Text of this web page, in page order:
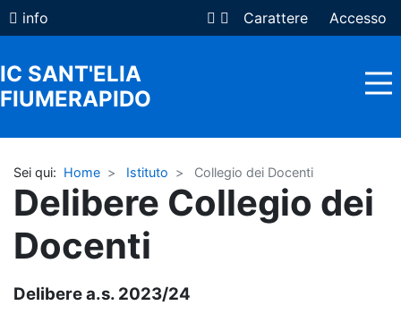
info Carattere Accesso
IC SANT'ELIA
FIUMERAPIDO
HOME
ISTITUTO
FAMIGLIE
DOCENTI E ATA
Sei qui: Home Istituto Collegio dei Docenti
Delibere Collegio dei
Docenti
Delibere a.s. 2023/24